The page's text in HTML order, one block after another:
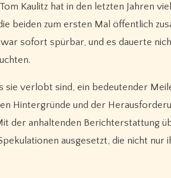
Kaulitz hat in den letzten Jahren
beiden zum ersten Mal öffentlich
sofort spürbar, und es dauerte
sie verlobt sind, ein bedeutender
Hintergründe und der
der anhaltenden Berichterstattung
ausgesetzt, die nicht nur